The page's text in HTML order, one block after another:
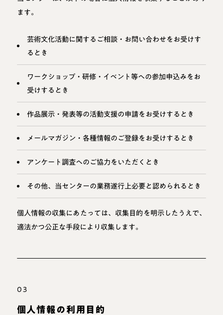
ます。
芸術文化活動に関するご相談・お問い合わせをお受けす
るとき
ワークショップ・研修・イベント等への参加申込みをお
受けするとき
作品展示・発表等の活動支援の申請をお受けするとき
メールマガジン・各種情報のご登録をお受けするとき
アンケート調査へのご協力をいただくとき
その他、当センターの業務遂行上必要と認められるとき
個人情報の収集にあたっては、収集目的を明示したうえで、
適法かつ公正な手段により収集します。
03
個人情報の利用目的